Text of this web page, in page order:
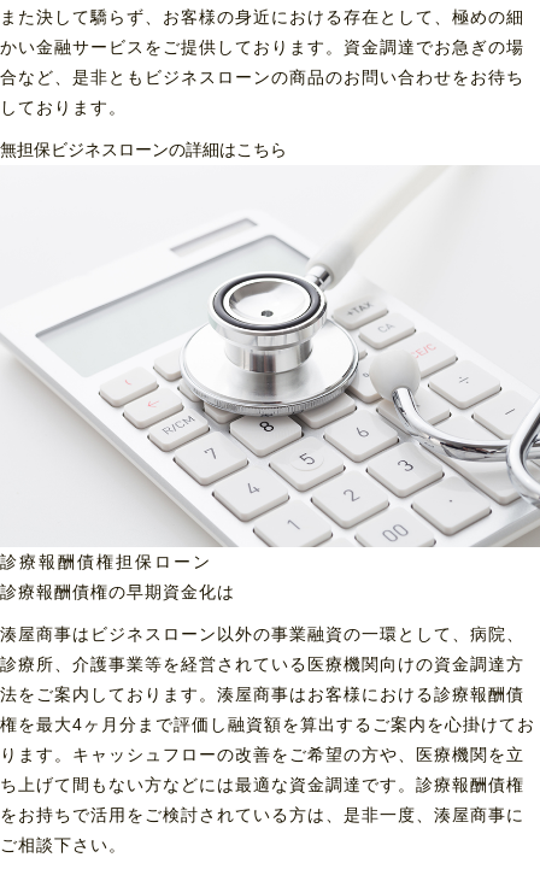
また決して驕らず、お客様の身近における存在として、極めの細
かい金融サービスをご提供しております。資金調達でお急ぎの場
合など、是非ともビジネスローンの商品のお問い合わせをお待ち
しております。
無担保ビジネスローンの詳細はこちら
診療報酬債権担保ローン
診療報酬債権の早期資金化は
湊屋商事はビジネスローン以外の事業融資の一環として、病院、
診療所、介護事業等を経営されている医療機関向けの資金調達方
法をご案内しております。湊屋商事はお客様における診療報酬債
権を最大4ヶ月分まで評価し融資額を算出するご案内を心掛けてお
ります。キャッシュフローの改善をご希望の方や、医療機関を立
ち上げて間もない方などには最適な資金調達です。診療報酬債権
をお持ちで活用をご検討されている方は、是非一度、湊屋商事に
ご相談下さい。